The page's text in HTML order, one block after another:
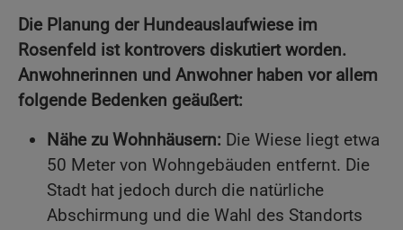
Die Planung der Hundeauslaufwiese im
Rosenfeld ist kontrovers diskutiert worden.
Anwohnerinnen und Anwohner haben vor allem
folgende Bedenken geäußert:
Nähe zu Wohnhäusern: Die Wiese liegt etwa
50 Meter von Wohngebäuden entfernt. Die
Stadt hat jedoch durch die natürliche
Abschirmung und die Wahl des Standorts